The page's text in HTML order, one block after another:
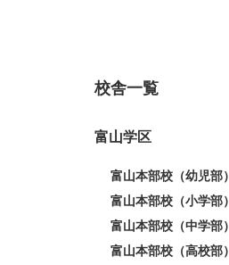
校舎一覧
富山学区
富山本部校（幼児部）
富山本部校（小学部）
富山本部校（中学部）
富山本部校（高校部）